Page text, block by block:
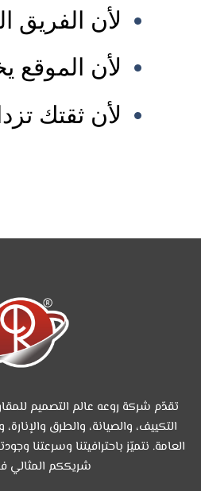
لأن الفريق
لأن
لأن ثقتك
تقدّم شركة روعه عالم التصميم
التكييف، والصيانة، والطرق
العامة. نتميّز باحترافيتنا وسرعتنا
شريككم المثالي